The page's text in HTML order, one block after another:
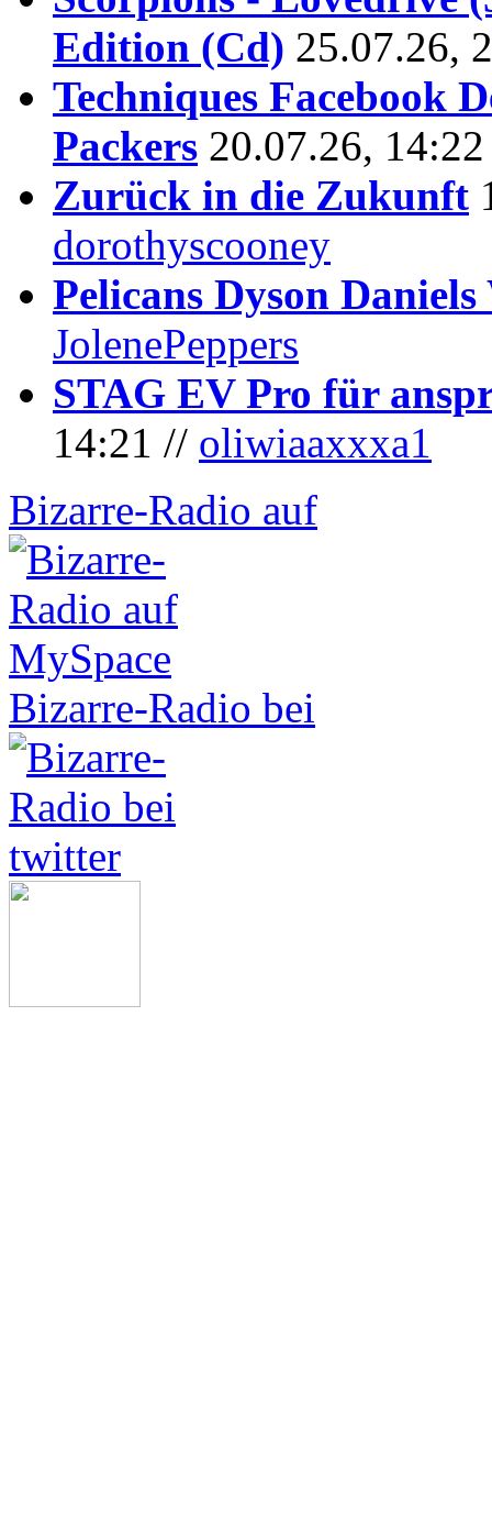
Edition (Cd) 25.07.26,
Techniques Facebook
Packers 20.07.26,
Zurück in die Zukunft
dorothyscooney
Pelicans Dyson
JolenePeppers
STAG EV Pro für
14:21 // oliwiaaxxxa1
Bizarre-Radio auf
Bizarre-Radio bei